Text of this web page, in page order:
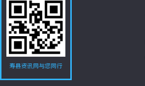
寿县资讯网与您同行